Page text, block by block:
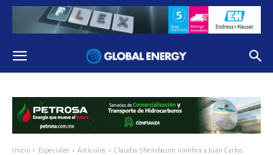
Inicio Especiales Artículos
Claudia Sheinbaum nombra a Juan Carlos